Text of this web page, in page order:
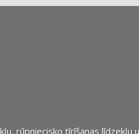
rūpniecisko tīrīšanas līdzekļu